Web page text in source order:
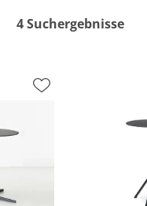
4 Suchergebnisse